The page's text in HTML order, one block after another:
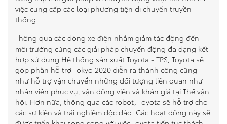
việc cung cấp các loại phương tiện di chuyển truyền
thống.
Thông qua các dòng xe điện nhằm giảm tác động đến
môi trường cùng các giải pháp chuyển động đa dạng kết
hợp sử dụng Hệ thống sản xuất Toyota - TPS, Toyota sẽ
góp phần hỗ trợ Tokyo 2020 diễn ra thành công cũng
như hỗ trợ vận chuyển những đối tượng liên quan như
nhân viên phục vụ, vận động viên và khán giả tại Thế vận
hội. Hơn nữa, thông qua các robot, Toyota sẽ hỗ trợ cho
các sự kiện và trải nghiệm độc đáo. Các hoạt động này sẽ